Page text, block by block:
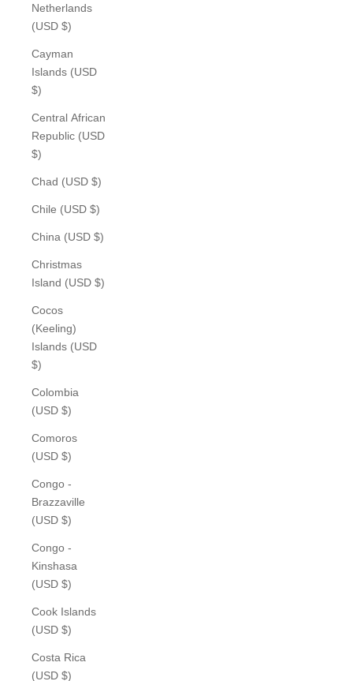
Netherlands
(USD $)
Cayman
Islands (USD
$)
Central African
Republic (USD
$)
Chad (USD $)
Chile (USD $)
China (USD $)
Christmas
Island (USD $)
Cocos
(Keeling)
Islands (USD
$)
Colombia
(USD $)
Comoros
(USD $)
Congo -
Brazzaville
(USD $)
Congo -
Kinshasa
(USD $)
Cook Islands
(USD $)
Costa Rica
(USD $)